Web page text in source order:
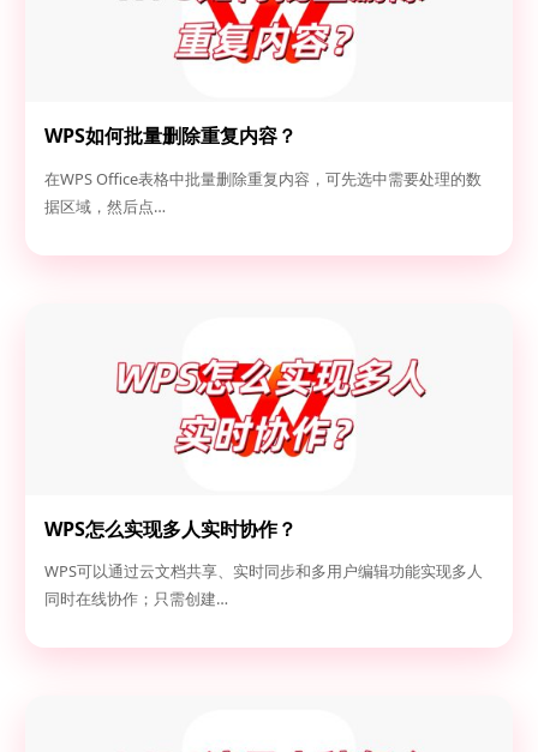
WPS如何批量删除重复内容？
在WPS Office表格中批量删除重复内容，可先选中需要处理的数
据区域，然后点…
WPS怎么实现多人实时协作？
WPS可以通过云文档共享、实时同步和多用户编辑功能实现多人
同时在线协作；只需创建…